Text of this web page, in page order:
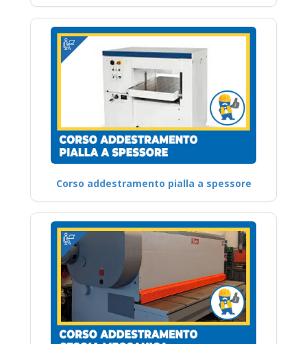
Corso addestramento pialla a spessore